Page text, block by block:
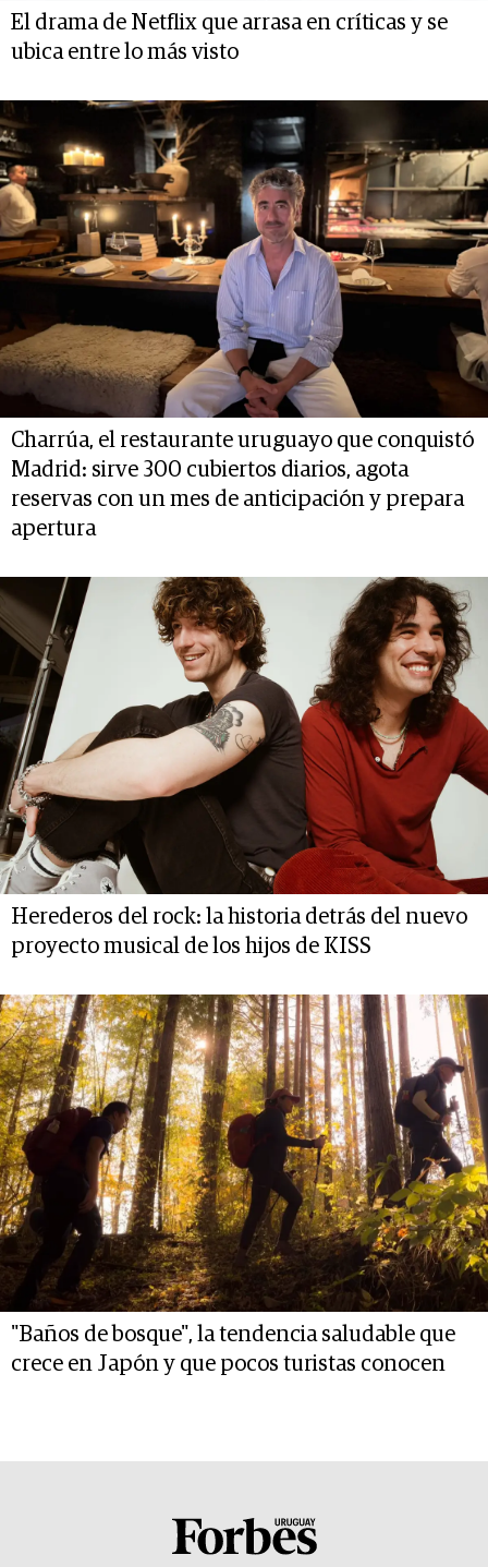
El drama de Netflix que arrasa en críticas y se
ubica entre lo más visto
Charrúa, el restaurante uruguayo que conquistó
Madrid: sirve 300 cubiertos diarios, agota
reservas con un mes de anticipación y prepara
apertura
Herederos del rock: la historia detrás del nuevo
proyecto musical de los hijos de KISS
"Baños de bosque", la tendencia saludable que
crece en Japón y que pocos turistas conocen